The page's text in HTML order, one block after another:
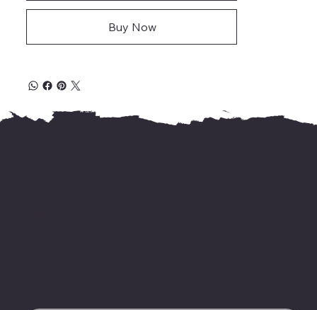
Buy Now